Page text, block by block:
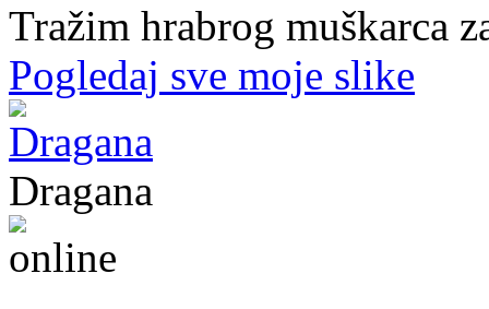
Tražim hrabrog muškarca
Pogledaj sve moje slike
Dragana